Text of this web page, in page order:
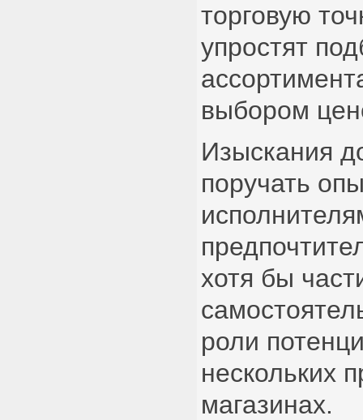
торговую
упростят
выбором
Изыскания
поручать
хотя бы
роли
нескольких
магазинах.